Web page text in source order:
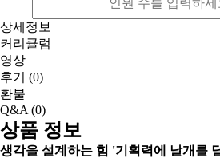
상세정보
커리큘럼
영상
후기 (0)
환불
Q&A (0)
상품 정보
생각을 설계하는 힘 '기획력에 날개를